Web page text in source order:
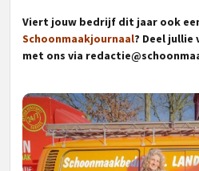
Viert jouw bedrijf dit jaar ook
Schoonmaakjournaal? Deel
met ons via